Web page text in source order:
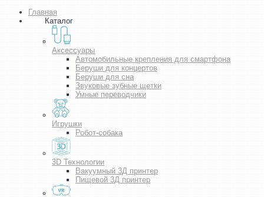
Главная
Каталог
Аксессуары
Автомобильные крепления для смартфона
Беруши для концертов
Беруши для сна
Звуковые зубные щетки
Умные переводчики
Игрушки
Робот-собака
3D Технологии
Вакуумный 3Д принтер
Пищевой 3Д принтер